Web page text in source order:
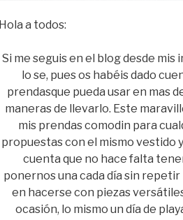
Hola a todos:
Si me seguis en el blog desde mis
lo se, pues os habéis dado
prendasque pueda usar en mas
maneras de llevarlo. Este
mis prendas comodin para
propuestas con el mismo vestido
cuenta que no hace falta
ponernos una cada día sin
en hacerse con piezas
ocasión, lo mismo un día de